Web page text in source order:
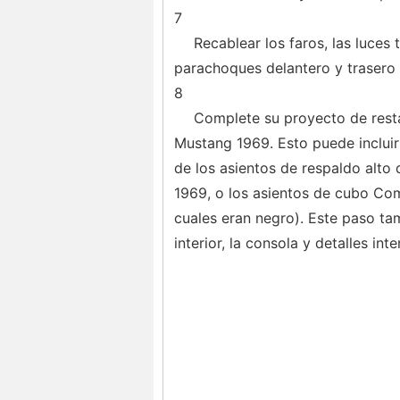
7
Recablear los faros, las
parachoques delantero y
8
Complete su proyecto de
Mustang 1969. Esto puede
de los asientos de respaldo alto
1969, o los asientos de cubo
cuales eran negro). Este paso
interior, la consola y detalles